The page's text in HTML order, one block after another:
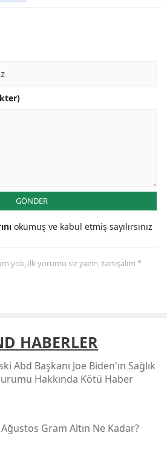
GÖNDER
okumuş ve kabul etmiş sayılırsınız
yok, ilk yorumu siz yazın, tartışalım *
HABERLER
Abd Başkanı Joe Biden'ın Sağlık
Hakkında Kötü Haber
Gram Altın Ne Kadar?